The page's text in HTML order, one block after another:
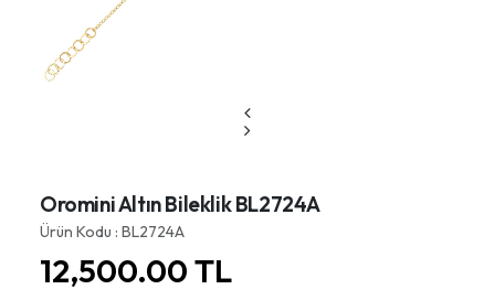
Oromini Altın Bileklik BL2724A
Ürün Kodu : BL2724A
12,500.00TL